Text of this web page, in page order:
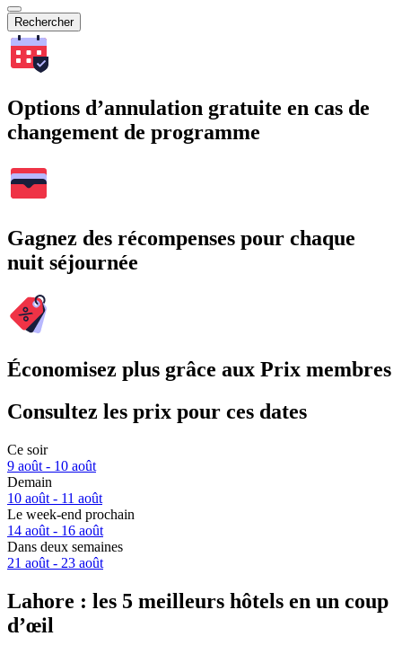
Rechercher
Options d’annulation gratuite en cas de
changement de programme
Gagnez des récompenses pour chaque
nuit séjournée
Économisez plus grâce aux Prix membres
Consultez les prix pour ces dates
Ce soir
9 août - 10 août
Demain
10 août - 11 août
Le week-end prochain
14 août - 16 août
Dans deux semaines
21 août - 23 août
Lahore : les 5 meilleurs hôtels en un coup
d’œil